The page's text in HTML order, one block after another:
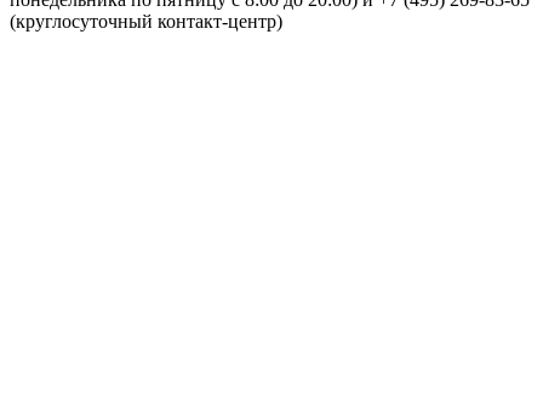
(круглосуточный контакт-центр)